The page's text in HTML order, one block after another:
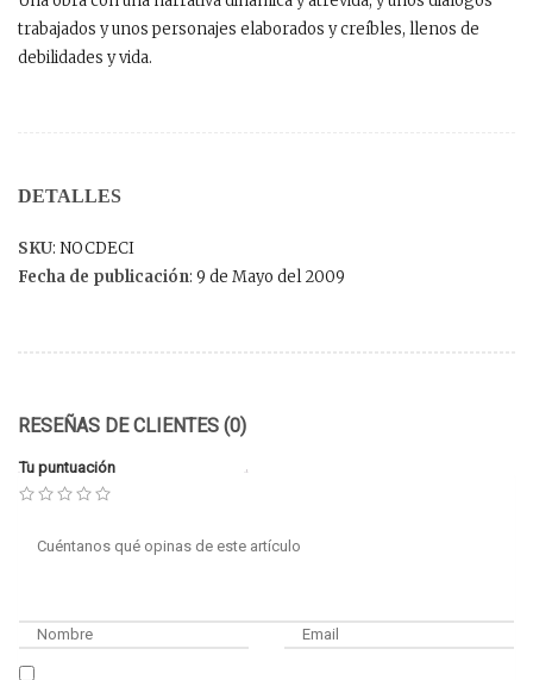
trabajados y unos personajes elaborados y creíbles, llenos de
debilidades y vida.
DETALLES
SKU: NOCDECI
Fecha de publicación: 9 de Mayo del 2009
RESEÑAS DE CLIENTES (0)
Tu puntuación